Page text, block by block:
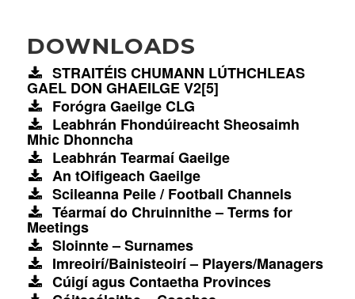
DOWNLOADS
STRAITÉIS CHUMANN LÚTHCHLEAS
GAEL DON GHAEILGE V2[5]
Forógra Gaeilge CLG
Leabhrán Fhondúireacht Sheosaimh
Mhic Dhonncha
Leabhrán Tearmaí Gaeilge
An tOifigeach Gaeilge
Scileanna Peile / Football Channels
Téarmaí do Chruinnithe – Terms for
Meetings
Sloinnte – Surnames
Imreoirí/Bainisteoirí – Players/Managers
Cúigí agus Contaetha Provinces